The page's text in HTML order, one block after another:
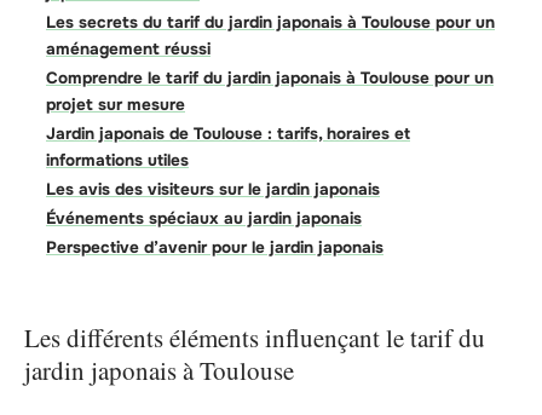
Les secrets du tarif du jardin japonais à Toulouse pour un
aménagement réussi
Comprendre le tarif du jardin japonais à Toulouse pour un
projet sur mesure
Jardin japonais de Toulouse : tarifs, horaires et
informations utiles
Les avis des visiteurs sur le jardin japonais
Événements spéciaux au jardin japonais
Perspective d’avenir pour le jardin japonais
Les différents éléments influençant le tarif du
jardin japonais à Toulouse